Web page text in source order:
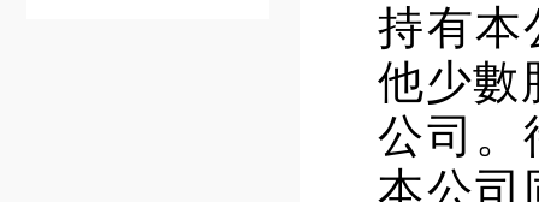
持有本
他少數
公司。
本公司